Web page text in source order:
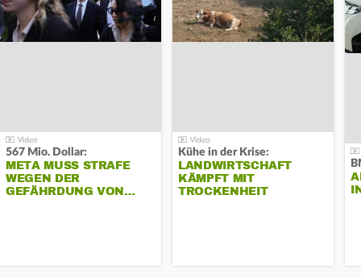
567 Mio. Dollar:
META MUSS STRAFE
WEGEN DER
GEFÄHRDUNG VON…
Kühe in der Krise:
LANDWIRTSCHAFT
KÄMPFT MIT
TROCKENHEIT